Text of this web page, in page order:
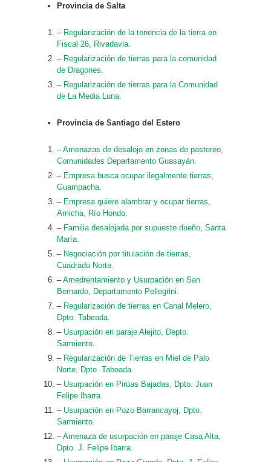
Provincia de Salta
– Regularización de la tenencia de la tierra en
Fiscal 26, Rivadavia.
– Regularización de tierras para la comunidad
de Dragones.
– Regularización de tierras para la Comunidad
de La Media Luna.
Provincia de Santiago del Estero
–Amenazas de desalojo en zonas de pastoreo,
Comunidades Departamento Guasayán.
– Empresa busca ocupar ilegalmente tierras,
Guampacha.
– Empresa quiere alambrar y ocupar tierras,
Amicha, Río Hondo.
– Familia desalojada por supuesto dueño, Santa
María.
– Negociación por titulación de tierras,
Cuadrado Norte.
–Amedrentamiento y Usurpación en San
Bernardo, Departamento Pellegrini.
– Regularización de tierras en Canal Melero,
Dpto. Tabeada.
– Usurpación en paraje Alejito, Depto.
Sarmiento.
– Regularización de Tierras en Miel de Palo
Norte, Dpto. Taboada.
– Usurpación en Pirúas Bajadas, Dpto. Juan
Felipe Ibarra.
– Usurpación en Pozo Barrancayoj, Dpto.
Sarmiento.
–Amenaza de usurpación en paraje Casa Alta,
Dpto. J. Felipe Ibarra.